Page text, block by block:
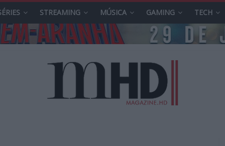
STREAMING MÚSICA GAMING TECH